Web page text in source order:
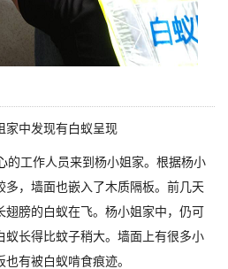
家中发现有白蚁呈现
的工作人员来到杨小姐家。根据杨小
多，墙面也嵌入了木质隔板。前几天
翅膀的白蚁在飞。杨小姐家中，仍可
蚁长得比蚊子稍大。墙面上有很多小
也有被白蚁啃食痕迹。